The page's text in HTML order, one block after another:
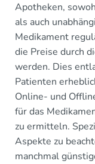
Apotheken,
als auch
Medikament
die Preise durch
werden. Dies
Patienten
Online- und
für das
zu ermitteln.
Aspekte zu
manchmal